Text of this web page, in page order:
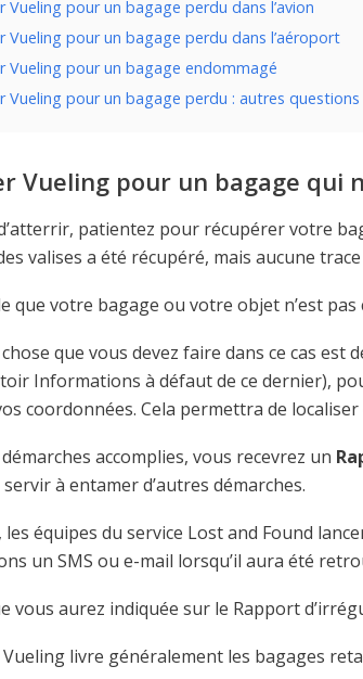
Vueling pour un bagage perdu dans l’avion
Vueling pour un bagage perdu dans l’aéroport
Vueling pour un bagage endommagé
Vueling pour un bagage perdu : autres questions
Vueling pour un bagage qui
patientez pour récupérer votre
valises a été récupéré, mais aucune
que votre bagage ou votre objet n’est
que vous devez faire dans ce cas est
Informations à défaut de ce dernier),
coordonnées. Cela permettra de
accomplies, vous recevrez un
à entamer d’autres démarches.
les équipes du service Lost and Found
un SMS ou e-mail lorsqu’il aura été
vous aurez indiquée sur le Rapport
livre généralement les bagages